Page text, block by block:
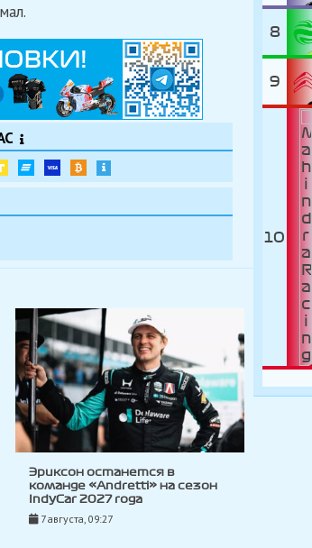
Эриксон останется в
команде «Andretti» на сезон
IndyCar 2027 года
7 августа, 09:27
8
9
10